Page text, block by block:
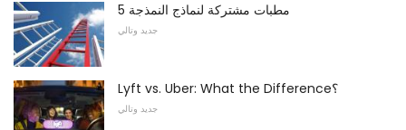
5 مطبات مشتركة لنماذج النمذجة
جديد وتالي
Lyft vs. Uber: What the Difference؟
جديد وتالي